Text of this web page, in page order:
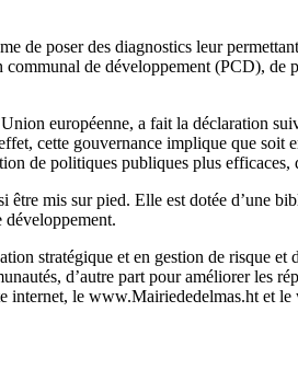
de poser des diagnostics leur
de développement (PCD),
européenne, a fait la déclaration
cette gouvernance implique que soit
de politiques publiques plus
mis sur pied. Elle est dotée d’une
développement.
stratégique et en gestion de risque
d’autre part pour améliorer les
internet, le www.Mairiededelmas.ht et